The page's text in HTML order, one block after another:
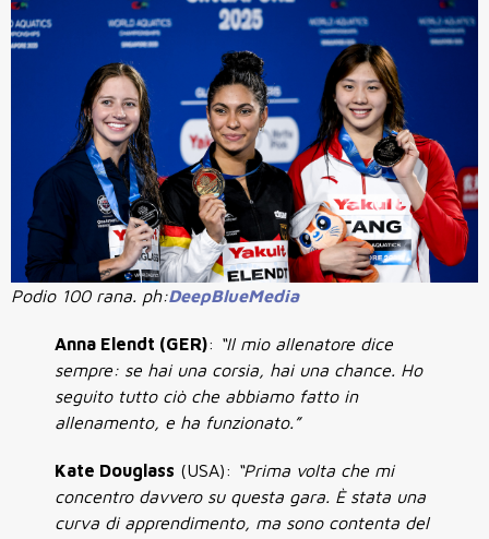
Podio 100 rana. ph:DeepBlueMedia
Anna Elendt (GER): “Il mio allenatore dice
sempre: se hai una corsia, hai una chance. Ho
seguito tutto ciò che abbiamo fatto in
allenamento, e ha funzionato.”
Kate Douglass (USA): “Prima volta che mi
concentro davvero su questa gara. È stata una
curva di apprendimento, ma sono contenta del